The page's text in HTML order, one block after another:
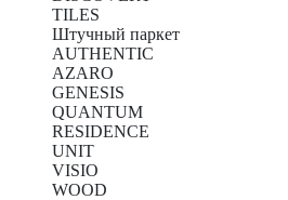
TILES
Штучный паркет
AUTHENTIC
AZARO
GENESIS
QUANTUM
RESIDENCE
UNIT
VISIO
WOOD